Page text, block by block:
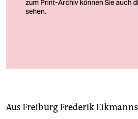
wahrheit
veranstaltungen
fragen & hilfe
Aus FreiburgFrederik Eikmanns